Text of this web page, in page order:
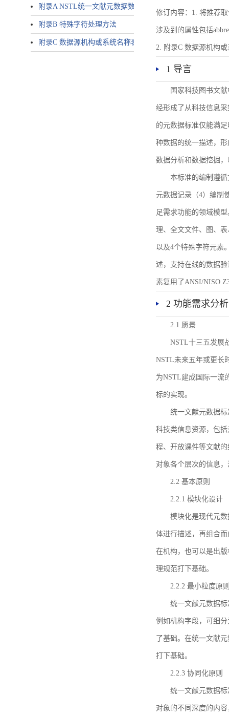
附录A NSTL统一文献元数据数据唯一标识符规则
附录B 特殊字符处理方法
附录C 数据源机构或系统名称表
修订内容：1. 将推荐
涉及到的属性包括
2. 附录C 数据源机构或
1 导言
国家科技图书文
经形成了从科技信息
的元数据标准仅能满
种数据的统一描述，
数据分析和数据挖掘
本标准的编制遵
元数据记录（4）编制
足需求功能的领域模
理、全文文件、图、
以及4个特殊字符元素
述，支持在线的数据
素复用了ANSI/NISO
2 功能需求分析
2.1 愿景
NSTL十三五发展
NSTL未来五年或更长
为NSTL建成国际一流
标的实现。
统一文献元数据
科技类信息资源，包
程、开放课件等文献
对象各个层次的信息
2.2 基本原则
2.2.1 模块化设计
模块化是现代元
体进行描述，再组合
在机构，也可以是出
理规范打下基础。
2.2.2 最小粒度原
统一文献元数据
例如机构字段，可细
了基础。在统一文献
打下基础。
2.2.3 协同化原则
统一文献元数据
对象的不同深度的内